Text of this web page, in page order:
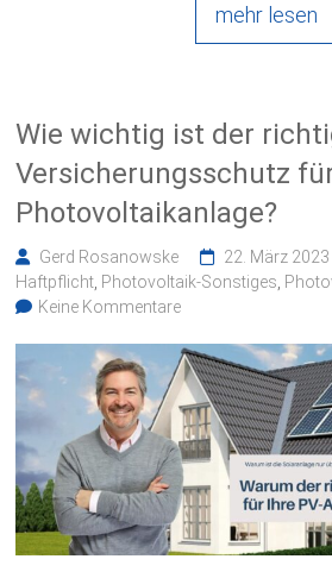
mehr lesen
Wie wichtig ist der
Versicherungsschutz
Photovoltaikanlage?
Gerd Rosanowske 22. März 2023
Haftpflicht Photovoltaik-Sonstiges
Keine Kommentare